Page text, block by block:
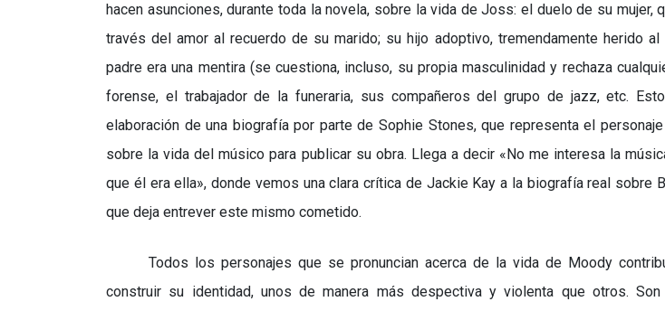
hacen asunciones, durante toda la novela, sobre la vida de Joss: el duelo de su mujer,
través del amor al recuerdo de su marido; su hijo adoptivo, tremendamente herido
padre era una mentira (se cuestiona, incluso, su propia masculinidad y rechaza
forense, el trabajador de la funeraria, sus compañeros del grupo de jazz, etc.
elaboración de una biografía por parte de Sophie Stones, que representa el
sobre la vida del músico para publicar su obra. Llega a decir « No me interesa la
que él era ella», donde vemos una clara crítica de Jackie Kay a la biografía real sobre
que deja entrever este mismo cometido.
Todos los personajes que se pronuncian acerca de la vida de Moody
construir su identidad, unos de manera más despectiva y violenta que otros.